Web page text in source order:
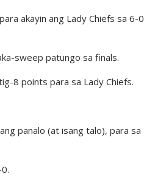
akayin ang Lady Chiefs sa 6-0
sweep patungo sa finals.
8 points para sa Lady Chiefs.
panalo (at isang talo), para sa